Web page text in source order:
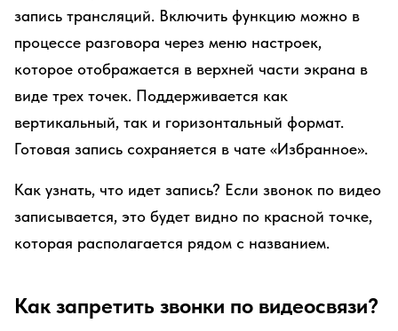
запись трансляций. Включить функцию можно в
процессе разговора через меню настроек,
которое отображается в верхней части экрана в
виде трех точек. Поддерживается как
вертикальный, так и горизонтальный формат.
Готовая запись сохраняется в чате «Избранное».
Как узнать, что идет запись? Если звонок по видео
записывается, это будет видно по красной точке,
которая располагается рядом с названием.
Как запретить звонки по видеосвязи?